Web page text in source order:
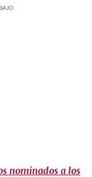
nominados a los